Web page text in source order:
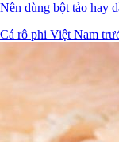
Nên dùng bột tảo hay
Cá rô phi Việt Nam